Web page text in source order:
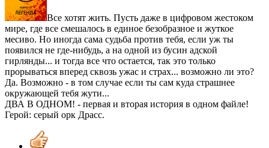
Все хотят жить. Пусть даже в цифровом жестоком
мире, где все смешалось в единое безобразное и жуткое
месиво. Но иногда сама судьба против тебя, если уж ты
появился не где-нибудь, а на одной из бусин адской
гирлянды... и тогда все что остается, так это только
прорываться вперед сквозь ужас и страх... возможно ли это?
Да. Возможно - в том случае если ты сам куда страшнее
окружающей тебя жути...
ДВА В ОДНОМ! - первая и вторая история в одном файле!
Герой: серый орк Драсс.